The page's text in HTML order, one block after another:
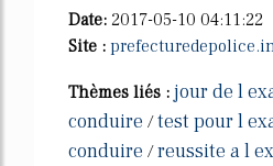
Date: 2017-05-10 04:11:22
Site :
Thèmes liés : jour de l
conduire /test pour l
conduire /reussite a l